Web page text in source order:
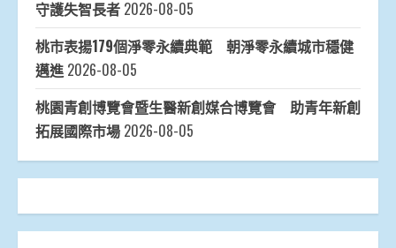
守護失智長者 2026-08-05
桃市表揚179個淨零永續典範 朝淨零永續城市穩健
邁進 2026-08-05
桃園青創博覽會暨生醫新創媒合博覽會 助青年新創
拓展國際市場 2026-08-05